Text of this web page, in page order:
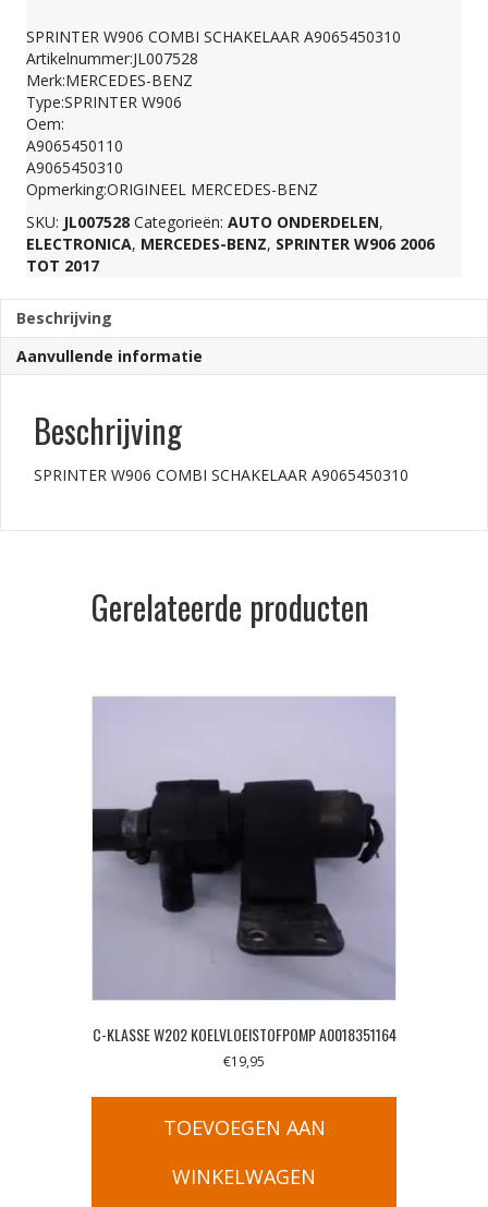
COMBI
SCHAKELAAR
A9065450310
aantal
SPRINTER W906 COMBI SCHAKELAAR A9065450310
Artikelnummer:JL007528
Merk:MERCEDES-BENZ
Type:SPRINTER W906
Oem:
A9065450110
A9065450310
Opmerking:ORIGINEEL MERCEDES-BENZ
SKU: JL007528 Categorieën: AUTO ONDERDELEN,
ELECTRONICA, MERCEDES-BENZ, SPRINTER W906 2006
TOT 2017
Beschrijving
Aanvullende informatie
Beschrijving
SPRINTER W906 COMBI SCHAKELAAR A9065450310
Gerelateerde producten
C-KLASSE W202 KOELVLOEISTOFPOMP A0018351164
€19,95
TOEVOEGEN AAN
WINKELWAGEN